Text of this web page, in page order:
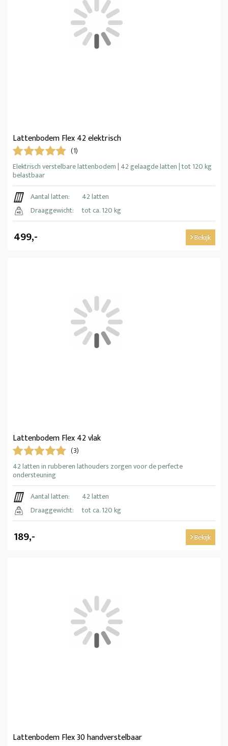
Lattenbodem Flex 42 elektrisch
(1)
Elektrisch verstelbare lattenbodem | 42 gelaagde latten | tot 120 kg
belastbaar
Aantal latten:
42 latten
Draaggewicht:
tot ca. 120 kg
499,- Bekijk
Lattenbodem Flex 42 vlak
(3)
42 latten in rubberen lathouders zorgen voor de perfecte
ondersteuning
Aantal latten:
42 latten
Draaggewicht:
tot ca. 120 kg
189,- Bekijk
Lattenbodem Flex 30 handverstelbaar